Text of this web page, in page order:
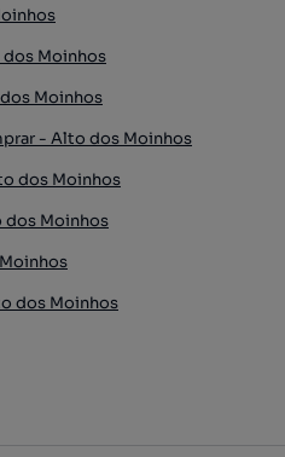
Moinhos
Moinhos
- Alto dos Moinhos
dos Moinhos
dos Moinhos
dos Moinhos